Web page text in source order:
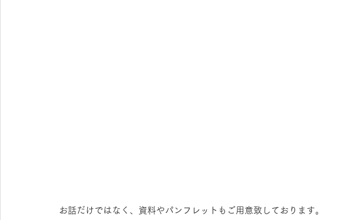
お話だけではなく、資料やパンフレットもご用意致しております。